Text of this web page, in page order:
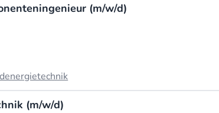
(m/w/d)
(m/w/d)